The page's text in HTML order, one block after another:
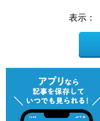
表示：